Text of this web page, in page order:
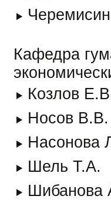
Кафедра
Козлов
Носов В.В.
Насонова
Шель Т.А.
Шибанова